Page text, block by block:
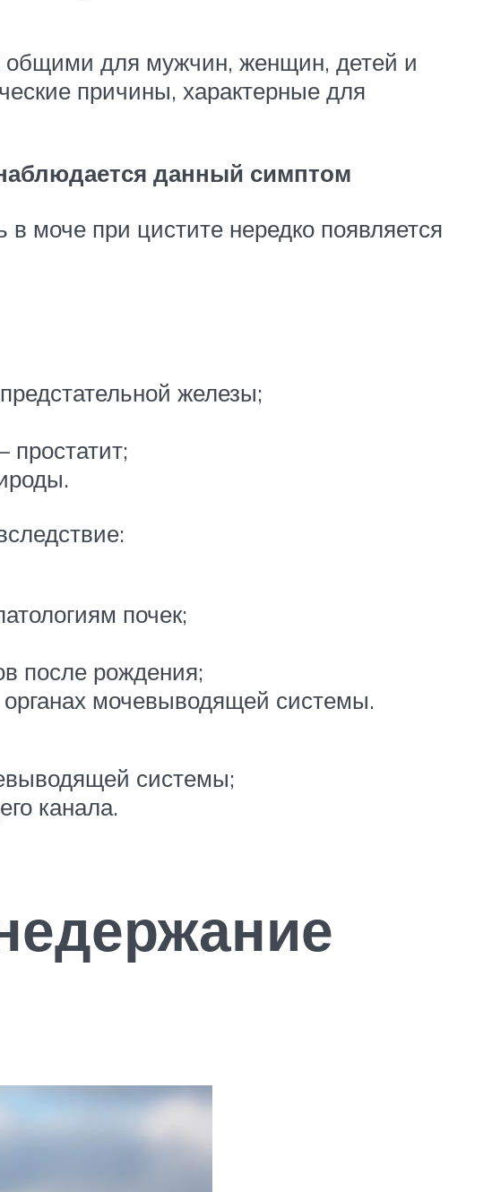
для мужчин, женщин, детей и
причины, характерные для
данный симптом
моче при цистите нередко появляется
железы;
почек;
после рождения;
мочевыводящей системы.
системы;
канала.